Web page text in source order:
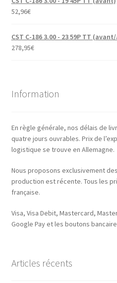
52,96€
CST C-186 3.00 - 23 59P TT
278,95€
Information
En règle générale, nos délais de
quatre jours ouvrables. Prix de
logistique se trouve en Allemagne.
Nous proposons exclusivement
production est récente. Tous les
française.
Visa, Visa Debit, Mastercard,
Google Pay et les boutons
Articles récents